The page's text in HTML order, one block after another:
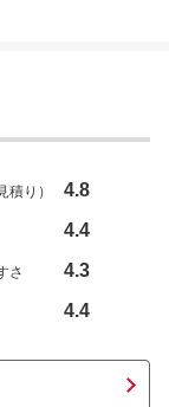
積り） 4.8
4.4
さ 4.3
4.4